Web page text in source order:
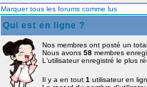
Marquer tous les forums comme lus
Qui est en ligne ?
Nos membres ont posté un
Nous avons 58 membres
L'utilisateur enregistré le plus
Il y a en tout 1 utilisateur en